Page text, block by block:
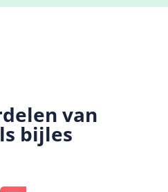
van
bijles